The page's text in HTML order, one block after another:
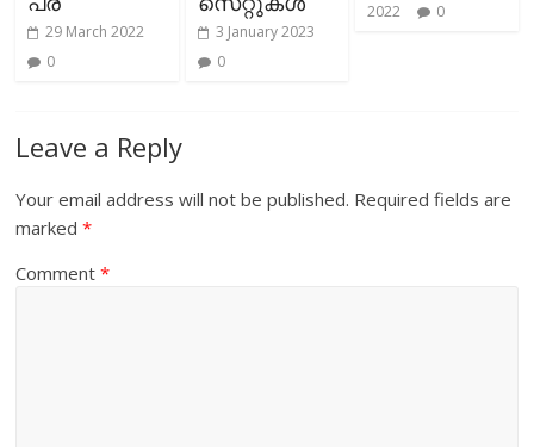
29 March 2022
0
3 January 2023
0
2022 0
Leave a Reply
Your email address will not be published. Required fields are
marked*
Comment*